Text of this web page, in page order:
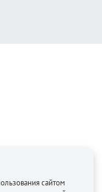
сайтом